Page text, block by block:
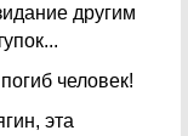
другим
человек!
эта